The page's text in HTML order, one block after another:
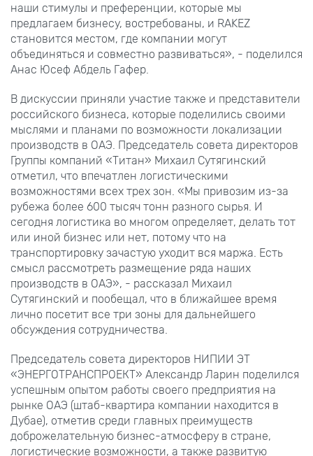
наши стимулы и преференции, которые мы
предлагаем бизнесу, востребованы, и RAKEZ
становится местом, где компании могут
объединяться и совместно развиваться», - поделился
Анас Юсеф Абдель Гафер.
В дискуссии приняли участие также и представители
российского бизнеса, которые поделились своими
мыслями и планами по возможности локализации
производств в ОАЭ. Председатель совета директоров
Группы компаний «Титан» Михаил Сутягинский
отметил, что впечатлен логистическими
возможностями всех трех зон. «Мы привозим из-за
рубежа более 600 тысяч тонн разного сырья. И
сегодня логистика во многом определяет, делать тот
или иной бизнес или нет, потому что на
транспортировку зачастую уходит вся маржа. Есть
смысл рассмотреть размещение ряда наших
производств в ОАЭ», - рассказал Михаил
Сутягинский и пообещал, что в ближайшее время
лично посетит все три зоны для дальнейшего
обсуждения сотрудничества.
Председатель совета директоров НИПИИ ЭТ
«ЭНЕРГОТРАНСПРОЕКТ» Александр Ларин поделился
успешным опытом работы своего предприятия на
рынке ОАЭ (штаб-квартира компании находится в
Дубае), отметив среди главных преимуществ
доброжелательную бизнес-атмосферу в стране,
логистические возможности, а также развитую